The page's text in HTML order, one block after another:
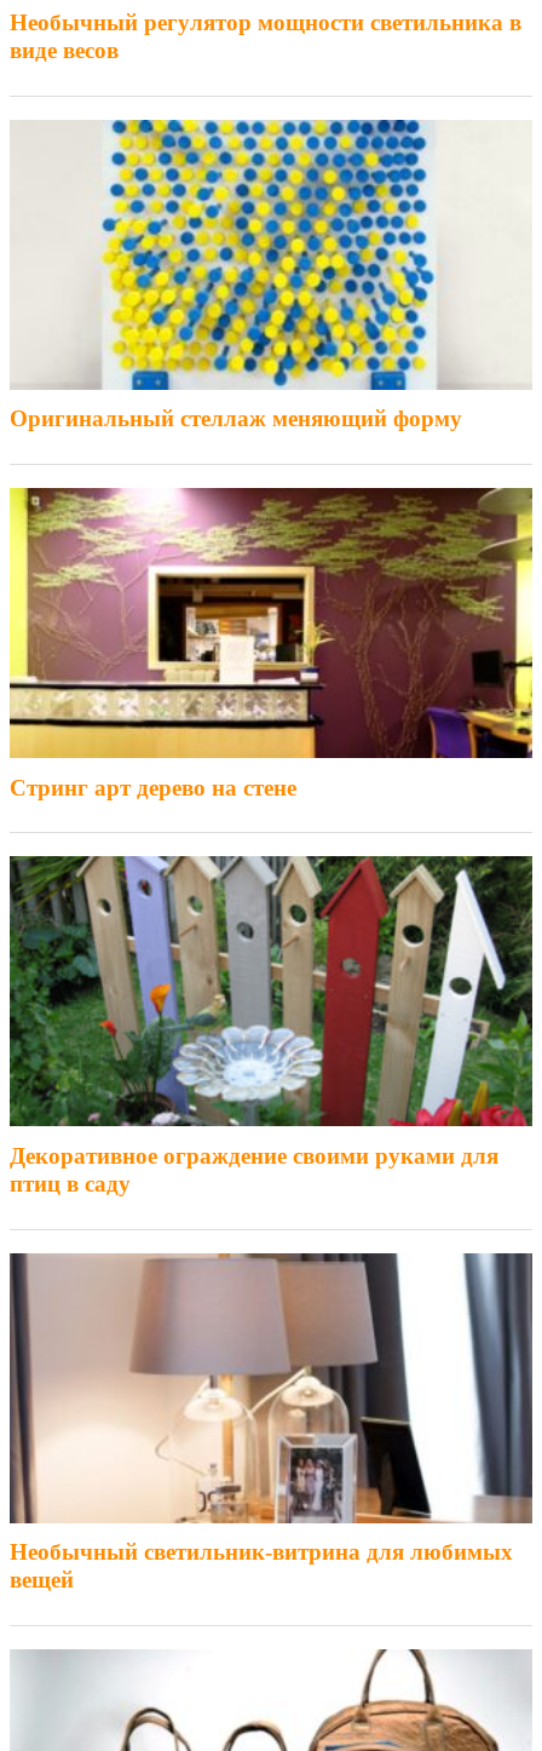
Необычный регулятор мощности светильника в
виде весов
Оригинальный стеллаж меняющий форму
Стринг арт дерево на стене
Декоративное ограждение своими руками для
птиц в саду
Необычный светильник-витрина для любимых
вещей